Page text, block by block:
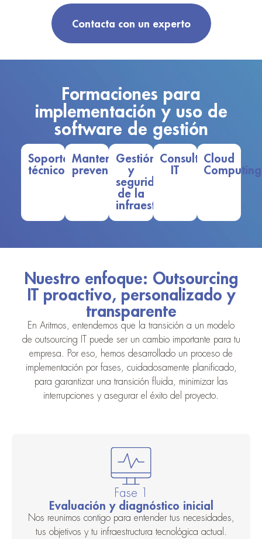
Contacta con un experto
Formaciones para
implementación y uso de
software de gestión
Soporte
técnico
Mantenimiento
preventivo
Gestión
y
seguridad
de la
infraestructura
Consultoría
IT
Cloud
Computing
Nuestro enfoque: Outsourcing
IT proactivo, personalizado y
transparente
En Aritmos, entendemos que la transición a un modelo
de outsourcing IT puede ser un cambio importante para tu
empresa. Por eso, hemos desarrollado un proceso de
implementación por fases, cuidadosamente planificado,
para garantizar una transición fluida, minimizar las
interrupciones y asegurar el éxito del proyecto.
Fase 1
Evaluación y diagnóstico inicial
Nos reunimos contigo para entender tus necesidades,
tus objetivos y tu infraestructura tecnológica actual.